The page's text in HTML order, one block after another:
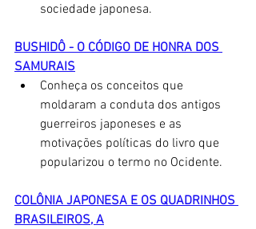
sociedade japonesa.
BUSHIDÔ - O CÓDIGO DE HONRA DOS
SAMURAIS
Conheça os conceitos que
moldaram a conduta dos antigos
guerreiros japoneses e as
motivações políticas do livro que
popularizou o termo no Ocidente.
COLÔNIA JAPONESA E OS QUADRINHOS
BRASILEIROS, A